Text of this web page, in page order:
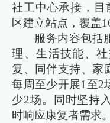
社工中心承接，目
区建立站点，覆盖
服务内容包括
理、生活技能、
复、同伴支持、家
每周至少开展1至2
少2场。同时坚持
时响应康复者需求。